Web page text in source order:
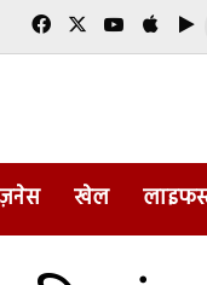
FacebookYouTube
Apple
खेल